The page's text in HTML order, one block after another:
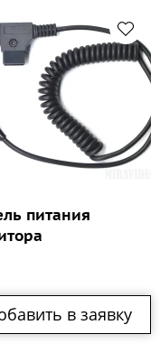
питания
в заявку